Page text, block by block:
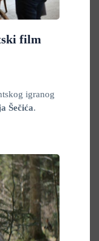
film
igranog
Šečića.